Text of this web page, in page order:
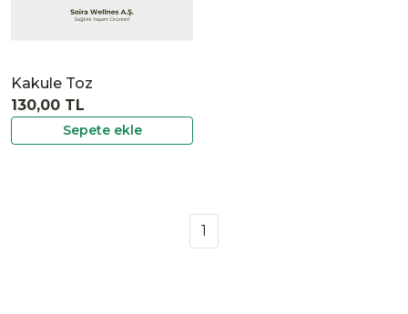
Kakule Toz
Sepete ekle
130,00 TL
1